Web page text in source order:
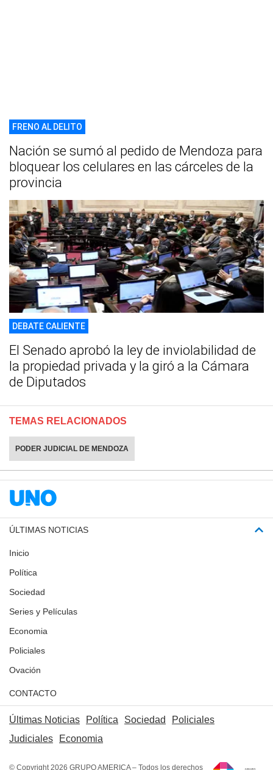
FRENO AL DELITO
Nación se sumó al pedido de Mendoza para
bloquear los celulares en las cárceles de la
provincia
DEBATE CALIENTE
El Senado aprobó la ley de inviolabilidad de
la propiedad privada y la giró a la Cámara
de Diputados
TEMAS RELACIONADOS
PODER JUDICIAL DE MENDOZA
ÚLTIMAS NOTICIAS
Inicio
Política
Sociedad
Series y Películas
Economia
Policiales
Ovación
CONTACTO
Últimas Noticias Política Sociedad
Policiales
Judiciales
Economia
© Copyright 2026 GRUPO AMERICA – Todos los derechos